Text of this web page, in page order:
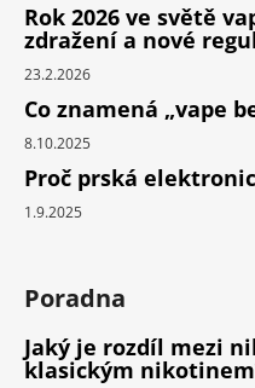
Rok 2026 ve světě
zdražení a nové
23.2.2026
Co znamená „vape
8.10.2025
Proč prská
1.9.2025
Poradna
Jaký je rozdíl mezi
klasickým